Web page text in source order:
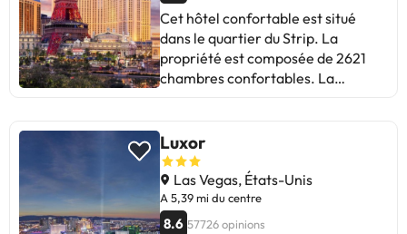
Cet hôtel confortable est situé
dans le quartier du Strip. La
propriété est composée de 2621
chambres confortables. La
profiter de l'accès Internet de Paris
Las Vegas (duplicata 12796). Paris
Las Vegas (duplicata 12796)
n'autorise pas les animaux
domestiques.
Luxor
Las Vegas, États-Unis
A 5,39 mi du centre
8.6 57726 opinions